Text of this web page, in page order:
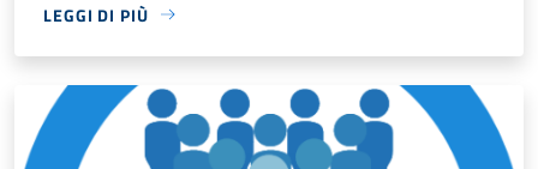
LEGGI DI PIÙ